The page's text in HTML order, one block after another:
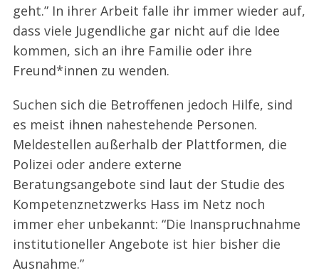
geht.” In ihrer Arbeit falle ihr immer wieder auf,
dass viele Jugendliche gar nicht auf die Idee
kommen, sich an ihre Familie oder ihre
Freund*innen zu wenden.
Suchen sich die Betroffenen jedoch Hilfe, sind
es meist ihnen nahestehende Personen.
Meldestellen außerhalb der Plattformen, die
Polizei oder andere externe
Beratungsangebote sind laut der Studie des
Kompetenznetzwerks Hass im Netz noch
immer eher unbekannt: “Die Inanspruchnahme
institutioneller Angebote ist hier bisher die
Ausnahme.”